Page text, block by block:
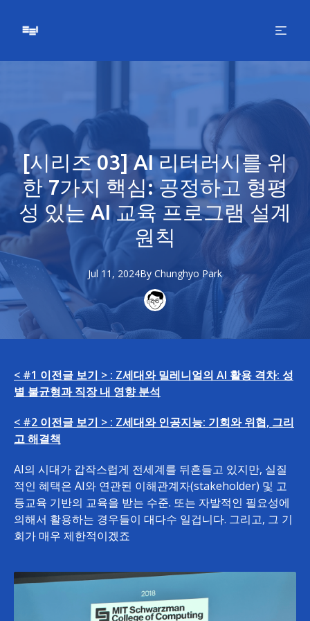
[시리즈 03] AI 리터러시를 위
한 7가지 핵심: 공정하고 형평
성 있는 AI 교육 프로그램 설계
원칙
Jul 11, 2024By Chunghyo Park
< #1 이전글 보기 > : Z세대와 밀레니얼의 AI 활용 격차: 성
별 불균형과 직장 내 영향 분석
< #2 이전글 보기 > : Z세대와 인공지능: 기회와 위협, 그리
고 해결책
AI의 시대가 갑작스럽게 전세계를 뒤흔들고 있지만, 실질
적인 혜택은 AI와 연관된 이해관계자(stakeholder) 및 고
등교육 기반의 교육을 받는 수준. 또는 자발적인 필요성에
의해서 활용하는 경우들이 대다수 일겁니다. 그리고, 그 기
회가 매우 제한적이겠죠